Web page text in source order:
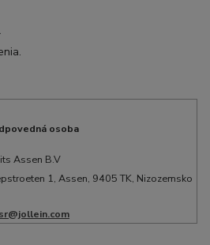
osoba
Assen B.V
1, Assen, 9405 TK, Nizozemsko